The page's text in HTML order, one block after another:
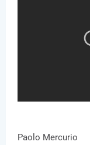
Paolo Mercurio